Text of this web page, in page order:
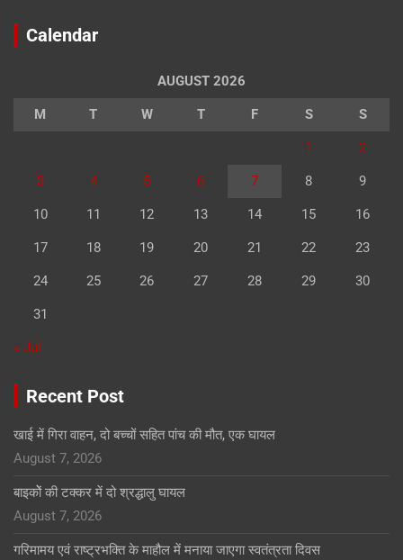
Calendar
AUGUST 2026
M T W T F S S
1 2
3 4 5 6 7 8 9
10 11 12 13 14 15 16
17 18 19 20 21 22 23
24 25 26 27 28 29 30
31
« Jul
Recent Post
खाई में गिरा वाहन, दो बच्चों सहित पांच की मौत, एक घायल
August 7, 2026
बाइकोें की टक्कर में दो श्रद्धालु घायल
August 7, 2026
गरिमामय एवं राष्ट्रभक्ति के माहौल में मनाया जाएगा स्वतंत्रता दिवस